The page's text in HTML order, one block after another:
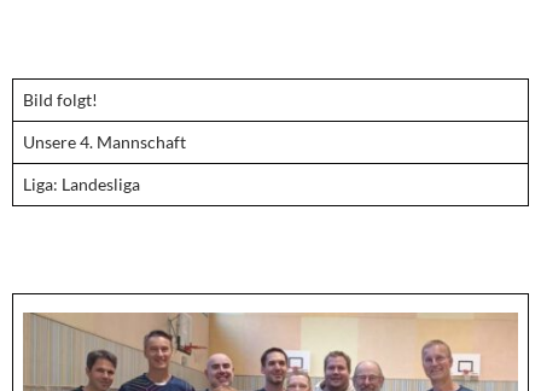
Bild folgt!
Unsere 4. Mannschaft
Liga: Landesliga